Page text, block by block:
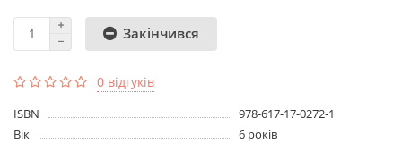
Закінчився
0 відгуків
ISBN
978-617-17-0272-1
Вік
6 років